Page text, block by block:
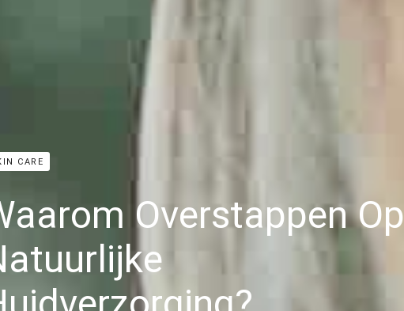
CARE
Overstappen Op